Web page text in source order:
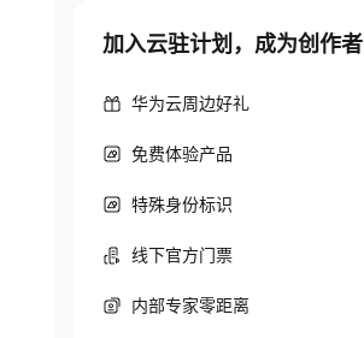
加入云驻计划，成为创作者
华为云周边好礼
免费体验产品
特殊身份标识
线下官方门票
内部专家零距离